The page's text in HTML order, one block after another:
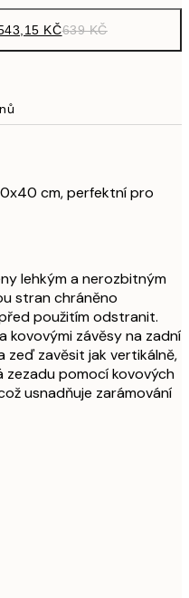
KČ639 KČ
cm, perfektní pro
lehkým a nerozbitným
stran chráněno
použitím odstranit.
kovovými závěsy na zadní
zeď zavěsit jak vertikálně,
zezadu pomocí kovových
usnadňuje zarámování